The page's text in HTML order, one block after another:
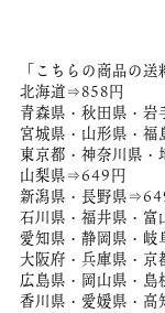
「こちらの商品の
北海道⇒858円
青森県・秋田県・
宮城県・山形県・
東京都・神奈川県・
山梨県⇒649円
新潟県・長野県
石川県・福井県・
愛知県・静岡県・
大阪府・兵庫県・
広島県・岡山県・
香川県・愛媛県・